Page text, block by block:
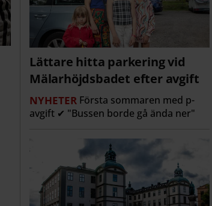
Lättare hitta parkering vid
Mälarhöjdsbadet efter avgift
NYHETER Första sommaren med p-
avgift ✔ "Bussen borde gå ända ner"